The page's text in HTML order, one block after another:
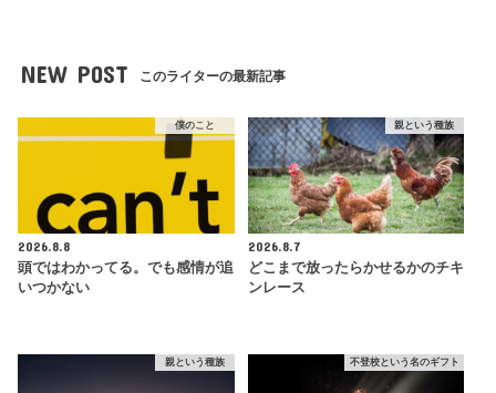
NEW POST このライターの最新記事
僕のこと
2026.8.8
頭ではわかってる。でも感情が追
いつかない
親という種族
2026.8.7
どこまで放ったらかせるかのチキ
ンレース
親という種族 不登校という名のギフト